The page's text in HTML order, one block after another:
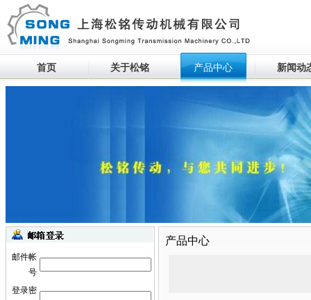
首页 关于松铭 产品中心 新闻动
产品中心
邮件帐
号
登录密